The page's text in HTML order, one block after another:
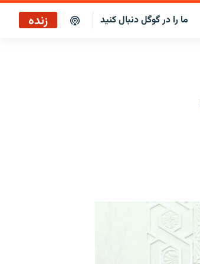
ما را در گوگل دنبال کنید زنده